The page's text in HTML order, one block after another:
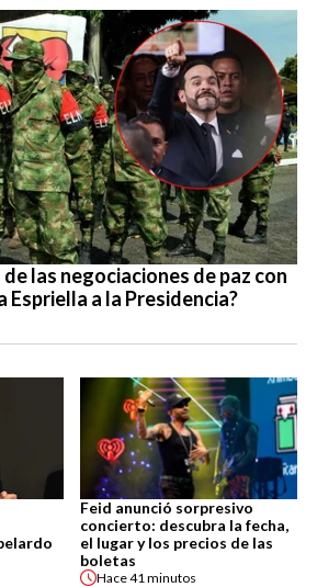
las negociaciones de paz con
Espriella a la Presidencia?
Feid anunció sorpresivo
concierto: descubra la fecha,
el lugar y los precios de las
boletas
Hace41 minutos